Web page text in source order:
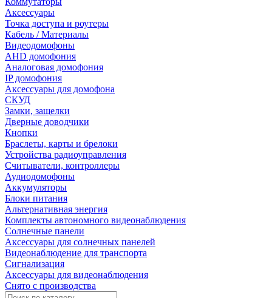
Аксессуары
Точка доступа и роутеры
Кабель / Материалы
Видеодомофоны
AHD домофония
Аналоговая домофония
IP домофония
Аксессуары для домофона
СКУД
Замки, защелки
Дверные доводчики
Кнопки
Браслеты, карты и брелоки
Устройства радиоуправления
Считыватели, контроллеры
Аудиодомофоны
Аккумуляторы
Блоки питания
Альтернативная энергия
Комплекты автономного видеонаблюдения
Солнечные панели
Аксессуары для солнечных панелей
Видеонаблюдение для транспорта
Сигнализация
Аксессуары для видеонаблюдения
Снято с производства